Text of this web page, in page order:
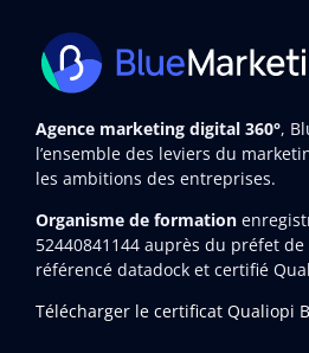
Agence marketing digital 360°,
l’ensemble des leviers du
les ambitions des entreprises.
Organisme de formation
52440841144auprès du préfet de
référencé datadock et certifié
Télécharger le certificat Qualiopi